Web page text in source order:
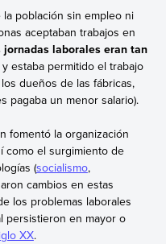
población sin empleo ni
aceptaban trabajos en
jornadas laborales eran tan
y estaba permitido el trabajo
dueños de las fábricas,
pagaba un menor salario).
fomentó la organización
como el surgimiento de
(socialismo,
cambios en estas
los problemas laborales
persistieron en mayor o
XX.